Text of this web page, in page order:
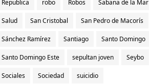
Republica robo Robos Sabana de la Mar
Salud San Cristobal San Pedro de Macorís
Sánchez Ramírez Santiago Santo Domingo
Santo Domingo Este sepultan joven Seybo
Sociales Sociedad suicidio